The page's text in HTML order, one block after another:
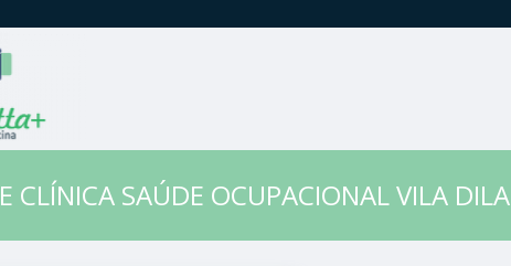
CLÍNICA SAÚDE OCUPACIONAL VILA DILA